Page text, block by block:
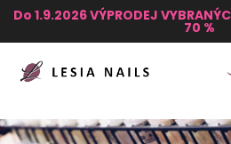
Do 1.9.2026 VÝPRODEJ
70 %